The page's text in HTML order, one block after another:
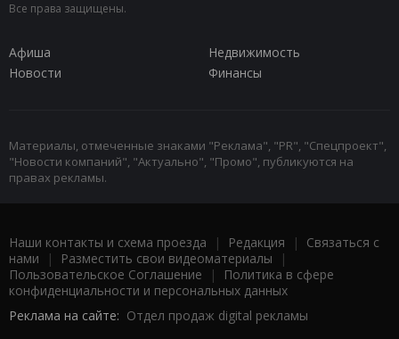
Все права защищены.
Афиша
Недвижимость
Новости
Финансы
Материалы, отмеченные знаками "Реклама", "PR", "Спецпроект",
"Новости компаний", "Актуально", "Промо", публикуются на
правах рекламы.
Наши контакты и схема проезда | Редакция | Связаться с
нами | Разместить свои видеоматериалы |
Пользовательское Соглашение |
Политика в сфере
конфиденциальности и персональных данных
Реклама на сайте: Отдел продаж digital рекламы